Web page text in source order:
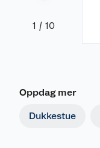
1 / 10
Oppdag mer
Dukkestue